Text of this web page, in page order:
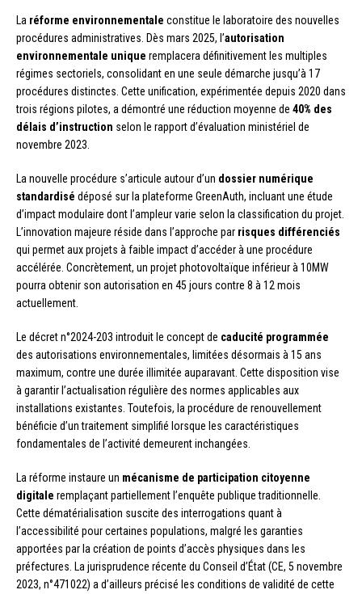
La réforme environnementale constitue le laboratoire des nouvelles
procédures administratives. Dès mars 2025, l’autorisation
environnementale unique remplacera définitivement les multiples
régimes sectoriels, consolidant en une seule démarche jusqu’à 17
procédures distinctes. Cette unification, expérimentée depuis 2020 dans
trois régions pilotes, a démontré une réduction moyenne de 40% des
délais d’instruction selon le rapport d’évaluation ministériel de
novembre 2023.
La nouvelle procédure s’articule autour d’un dossier numérique
standardisé déposé sur la plateforme GreenAuth, incluant une étude
d’impact modulaire dont l’ampleur varie selon la classification du projet.
L’innovation majeure réside dans l’approche par risques différenciés
qui permet aux projets à faible impact d’accéder à une procédure
accélérée. Concrètement, un projet photovoltaïque inférieur à 10MW
pourra obtenir son autorisation en 45 jours contre 8 à 12 mois
actuellement.
Le décret n°2024-203 introduit le concept de caducité programmée
des autorisations environnementales, limitées désormais à 15 ans
maximum, contre une durée illimitée auparavant. Cette disposition vise
à garantir l’actualisation régulière des normes applicables aux
installations existantes. Toutefois, la procédure de renouvellement
bénéficie d’un traitement simplifié lorsque les caractéristiques
fondamentales de l’activité demeurent inchangées.
La réforme instaure un mécanisme de participation citoyenne
digitale remplaçant partiellement l’enquête publique traditionnelle.
Cette dématérialisation suscite des interrogations quant à
l’accessibilité pour certaines populations, malgré les garanties
apportées par la création de points d’accès physiques dans les
préfectures. La jurisprudence récente du Conseil d’État (CE, 5 novembre
2023, n°471022) a d’ailleurs précisé les conditions de validité de cette